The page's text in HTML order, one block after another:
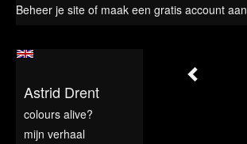
Beheer je site of maak een gratis account aan
Astrid Drent
colours alive?
mijn verhaal